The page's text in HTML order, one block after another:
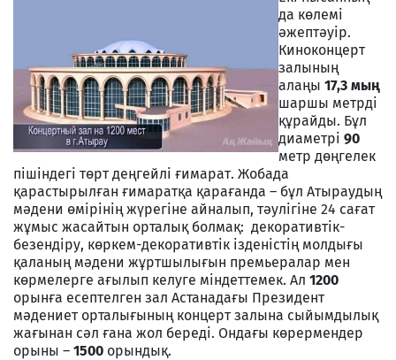
да көлемі
әжептәуір.
Киноконцерт
залының
алаңы 17,3 мың
шаршы метрді
құрайды. Бұл
диаметрі 90
метр дөңгелек
пішіндегі төрт деңгейлі ғимарат. Жобада
қарастырылған ғимаратқа қарағанда – бұл Атыраудың
мәдени өмірінің жүрегіне айналып, тәулігіне 24 сағат
жұмыс жасайтын орталық болмақ: декоративтік-
безендіру, көркем-декоративтік ізденістің молдығы
қаланың мәдени жұртшылығын премьералар мен
көрмелерге ағылып келуге міндеттемек. Ал 1200
орынға есептелген зал Астанадағы Президент
мәдениет орталығының концерт залына сыйымдылық
жағынан сәл ғана жол береді. Ондағы көрермендер
орыны – 1500 орындық.